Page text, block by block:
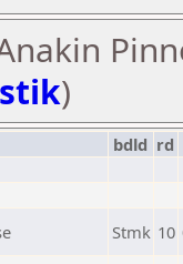
)
bdld rd
Stmk 10